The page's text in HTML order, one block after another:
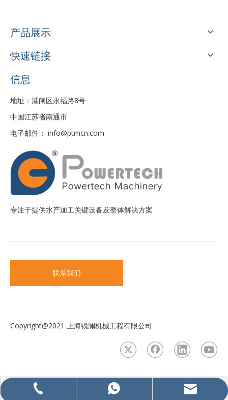
+86-400-1390100
+86-15588996060
info@ptmcn.com
产品展示
快速链接
信息
地址：港闸区永福路8号
中国江苏省南通市
电子邮件： info@ptmcn.com
专注于提供水产加工关键设备及整体解决方案
联系我们
Copyright@2021 上海锐澜机械工程有限公司